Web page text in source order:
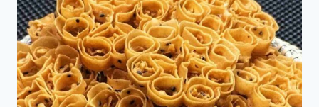
അറിയാത്ത
പുതിയ
രഹസ്യം
ഇതാ!
ദോശ
ഒരു
തവണ